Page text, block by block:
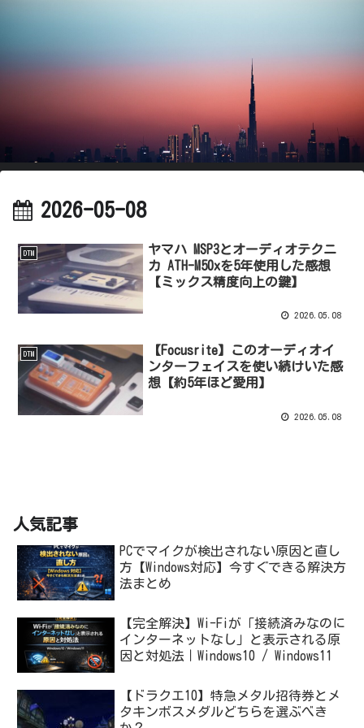
2026-05-08
DTM
ヤマハ MSP3とオーディオテクニ
カ ATH-M50xを5年使用した感想
【ミックス精度向上の鍵】
2026.05.08
DTM
【Focusrite】このオーディオイ
ンターフェイスを使い続けいた感
想【約5年ほど愛用】
2026.05.08
人気記事
PCでマイクが検出されない原因と直し
方【Windows対応】今すぐできる解決方
法まとめ
【完全解決】Wi-Fiが「接続済みなのに
インターネットなし」と表示される原
因と対処法｜Windows10 / Windows11
【ドラクエ10】特急メタル招待券とメ
タキンボスメダルどちらを選ぶべき